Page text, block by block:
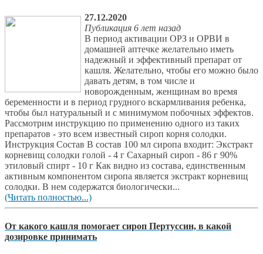
27.12.2020
Публикация 6 лет назад
В период активации ОРЗ и ОРВИ в
домашней аптечке желательно иметь
надежный и эффективный препарат от
кашля. Желательно, чтобы его можно было
давать детям, в том числе и
новорожденным, женщинам во время
беременности и в период грудного вскармливания ребенка,
чтобы был натуральный и с минимумом побочных эффектов.
Рассмотрим инструкцию по применению одного из таких
препаратов - это всем известный сироп корня солодки.
Инструкция Состав В состав 100 мл сиропа входит: Экстракт
корневищ солодки голой - 4 г Сахарный сироп - 86 г 90%
этиловый спирт - 10 г Как видно из состава, единственным
активным компонентом сиропа является экстракт корневищ
солодки. В нем содержатся биологически...
(Читать полностью...)
От какого кашля помогает сироп Пертуссин, в какой
дозировке принимать